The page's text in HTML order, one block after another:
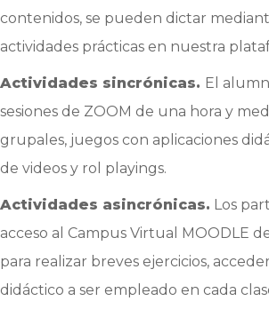
contenidos, se pueden dictar
actividades prácticas en nuestra
Actividades sincrónicas. El
sesiones de ZOOM de una hora y
grupales, juegos con aplicaciones
de videos y rol playings.
Actividades asincrónicas. Los
acceso al Campus Virtual MOODLE
para realizar breves ejercicios,
didáctico a ser empleado en cada